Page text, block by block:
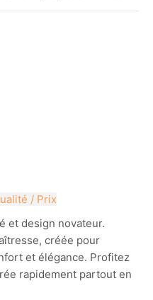
/ Prix
et design novateur.
créée pour
et élégance. Profitez
rapidement partout en